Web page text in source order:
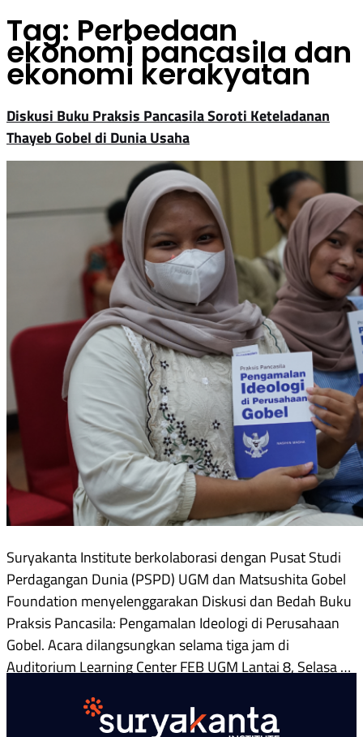
Tag: Perbedaan
ekonomi pancasila dan
ekonomi kerakyatan
Diskusi Buku Praksis Pancasila Soroti Keteladanan
Thayeb Gobel di Dunia Usaha
Suryakanta Institute berkolaborasi dengan Pusat Studi
Perdagangan Dunia (PSPD) UGM dan Matsushita Gobel
Foundation menyelenggarakan Diskusi dan Bedah Buku
Praksis Pancasila: Pengamalan Ideologi di Perusahaan
Gobel. Acara dilangsungkan selama tiga jam di
Auditorium Learning Center FEB UGM Lantai 8, Selasa …